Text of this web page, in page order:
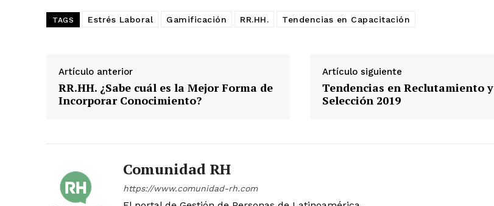
TAGS Estrés Laboral Gamificación RR.HH. Tendencias en Capacitación
Artículo anterior
RR.HH. ¿Sabe cuál es la Mejor Forma de
Incorporar Conocimiento?
Artículo siguiente
Tendencias en Reclutamiento y
Selección 2019
Comunidad RH
https://www.comunidad-rh.com